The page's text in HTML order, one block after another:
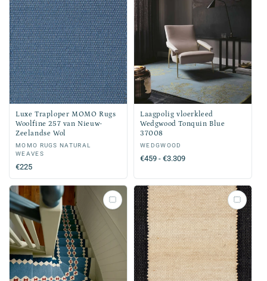
Luxe Traploper MOMO Rugs
Woolfine 257 van Nieuw-
Zeelandse Wol
Verkoper:
MOMO RUGS NATURAL
WEAVES
Normale
prijs
€225
Laagpolig vloerkleed
Wedgwood Tonquin Blue
37008
Verkoper:
WEDGWOOD
Normale
€459 - €3.309